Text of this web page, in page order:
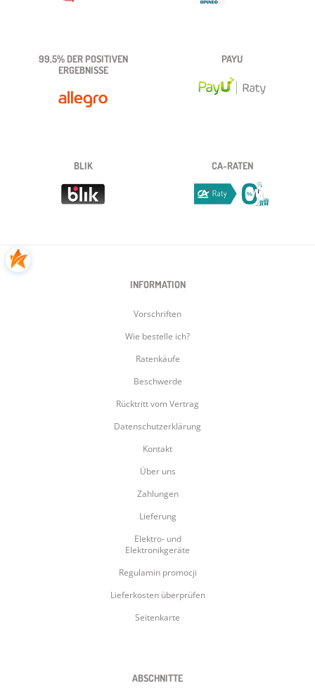
99,5% DER POSITIVEN
ERGEBNISSE
PAYU
BLIK CA-RATEN
INFORMATION
Vorschriften
Wie bestelle ich?
Ratenkäufe
Beschwerde
Rücktritt vom Vertrag
Datenschutzerklärung
Kontakt
Über uns
Zahlungen
Lieferung
Elektro- und
Elektronikgeräte
Regulamin promocji
Lieferkosten überprüfen
Seitenkarte
ABSCHNITTE